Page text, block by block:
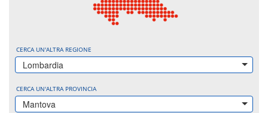
CERCA UN'ALTRA REGIONE
Lombardia
CERCA UN'ALTRA PROVINCIA
Mantova